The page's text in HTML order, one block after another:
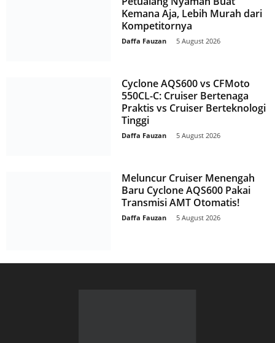
Kemana Aja, Lebih Murah dari
Kompetitornya
Daffa Fauzan 5 August 2026
Cyclone AQS600 vs CFMoto
550CL-C: Cruiser Bertenaga
Praktis vs Cruiser Berteknologi
Tinggi
Daffa Fauzan 5 August 2026
Meluncur Cruiser Menengah
Baru Cyclone AQS600 Pakai
Transmisi AMT Otomatis!
Daffa Fauzan 5 August 2026